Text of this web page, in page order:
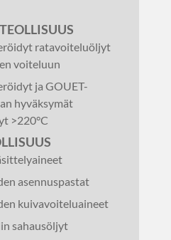
ratavoiteluöljyt
voiteluun
ja GOUET-
hyväksymät
>220°C
asennuspastat
kuivavoiteluaineet
sahausöljyt